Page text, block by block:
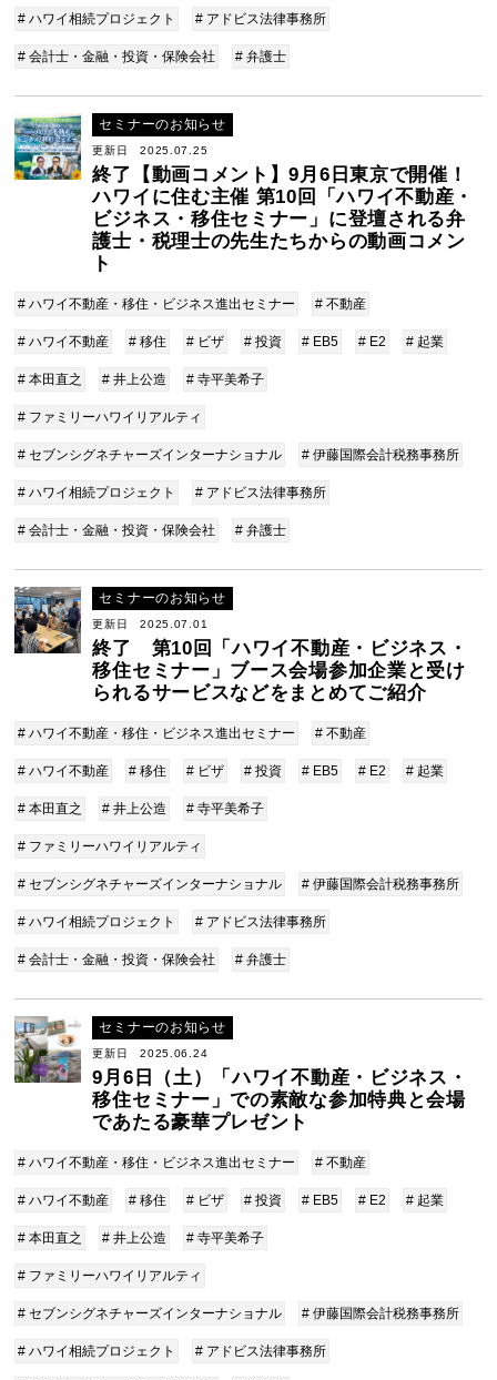
# ハワイ相続プロジェクト # アドビス法律事務所
# 会計士・金融・投資・保険会社 # 弁護士
セミナーのお知らせ
更新日 2025.07.25
終了【動画コメント】9月6日東京で開催！
ハワイに住む主催 第10回「ハワイ不動産・
ビジネス・移住セミナー」に登壇される弁
護士・税理士の先生たちからの動画コメン
ト
# ハワイ不動産・移住・ビジネス進出セミナー # 不動産
# ハワイ不動産 # 移住 # ビザ # 投資 # EB5 # E2 # 起業
# 本田直之 # 井上公造 # 寺平美希子
# ファミリーハワイリアルティ
# セブンシグネチャーズインターナショナル # 伊藤国際会計税務事務所
# ハワイ相続プロジェクト # アドビス法律事務所
# 会計士・金融・投資・保険会社 # 弁護士
セミナーのお知らせ
更新日 2025.07.01
終了 第10回「ハワイ不動産・ビジネス・
移住セミナー」ブース会場参加企業と受け
られるサービスなどをまとめてご紹介
# ハワイ不動産・移住・ビジネス進出セミナー # 不動産
# ハワイ不動産 # 移住 # ビザ # 投資 # EB5 # E2 # 起業
# 本田直之 # 井上公造 # 寺平美希子
# ファミリーハワイリアルティ
# セブンシグネチャーズインターナショナル # 伊藤国際会計税務事務所
# ハワイ相続プロジェクト # アドビス法律事務所
# 会計士・金融・投資・保険会社 # 弁護士
セミナーのお知らせ
更新日 2025.06.24
9月6日（土）「ハワイ不動産・ビジネス・
移住セミナー」での素敵な参加特典と会場
であたる豪華プレゼント
# ハワイ不動産・移住・ビジネス進出セミナー # 不動産
# ハワイ不動産 # 移住 # ビザ # 投資 # EB5 # E2 # 起業
# 本田直之 # 井上公造 # 寺平美希子
# ファミリーハワイリアルティ
# セブンシグネチャーズインターナショナル # 伊藤国際会計税務事務所
# ハワイ相続プロジェクト # アドビス法律事務所